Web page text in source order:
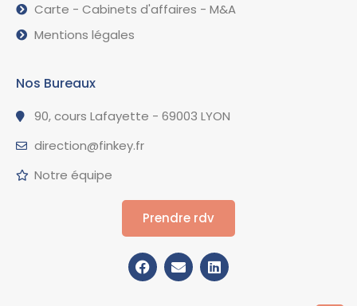
Carte - Cabinets d'affaires - M&A
Mentions légales
Nos Bureaux
90, cours Lafayette - 69003 LYON
direction@finkey.fr
Notre équipe
Prendre rdv